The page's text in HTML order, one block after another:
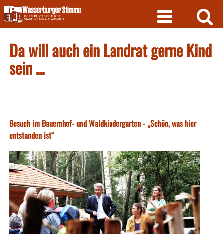
Skip
to
content
Da will auch ein Landrat gerne Kind
sein …
Besuch im Bauernhof- und Waldkindergarten - „Schön, was hier
entstanden ist“